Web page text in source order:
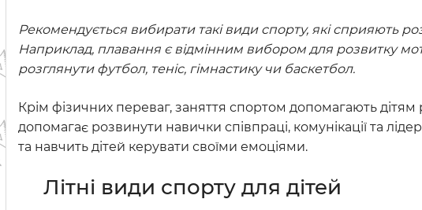
Рекомендується вибирати такі види спорту, які сприяють
Наприклад, плавання є відмінним вибором для розвитку
розглянути футбол, теніс, гімнастику чи баскетбол.
Крім фізичних переваг, заняття спортом допомагають дітям
допомагає розвинути навички співпраці, комунікації та
та навчить дітей керувати своїми емоціями.
Літні види спорту для дітей